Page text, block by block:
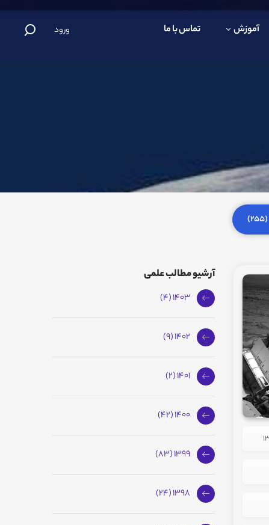
آموزش تماس با ما ورود
آرشیو مطالب علمی
1403 (4)
1402 (9)
1401 (2)
1400 (42)
1399 (83)
1398 (24)